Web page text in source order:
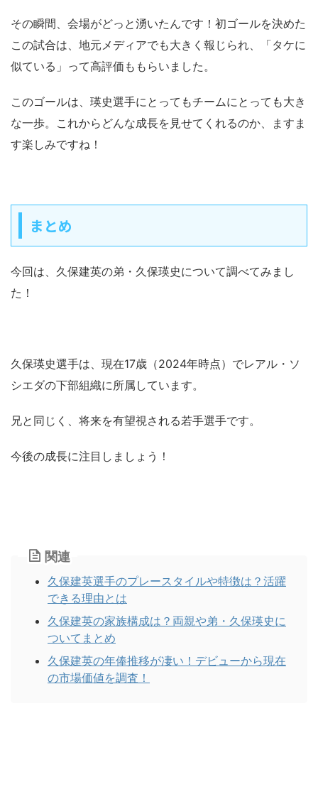
その瞬間、会場がどっと湧いたんです！初ゴールを決めた
この試合は、地元メディアでも大きく報じられ、「タケに
似ている」って高評価ももらいました。
このゴールは、瑛史選手にとってもチームにとっても大き
な一歩。これからどんな成長を見せてくれるのか、ますま
す楽しみですね！
まとめ
今回は、久保建英の弟・久保瑛史について調べてみまし
た！
久保瑛史選手は、現在17歳（2024年時点）でレアル・ソ
シエダの下部組織に所属しています。
兄と同じく、将来を有望視される若手選手です。
今後の成長に注目しましょう！
関連
久保建英選手のプレースタイルや特徴は？活躍
できる理由とは
久保建英の家族構成は？両親や弟・久保瑛史に
ついてまとめ
久保建英の年俸推移が凄い！デビューから現在
の市場価値を調査！